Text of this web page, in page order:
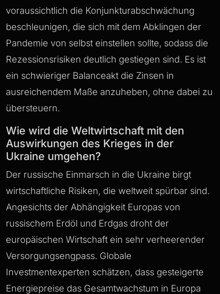
voraussichtlich die Konjunkturabschwächung
beschleunigen, die sich mit dem Abklingen der
Pandemie von selbst einstellen sollte, sodass die
Rezessionsrisiken deutlich gestiegen sind. Es ist
ein schwieriger Balanceakt die Zinsen in
ausreichendem Maße anzuheben, ohne dabei zu
übersteuern.
Wie wird die Weltwirtschaft mit den
Auswirkungen des Krieges in der
Ukraine umgehen?
Der russische Einmarsch in die Ukraine birgt
wirtschaftliche Risiken, die weltweit spürbar sind.
Angesichts der Abhängigkeit Europas von
russischem Erdöl und Erdgas droht der
europäischen Wirtschaft ein sehr verheerender
Versorgungsengpass. Globale
Investmentexperten schätzen, dass gesteigerte
Energiepreise das Gesamtwachstum in Europa